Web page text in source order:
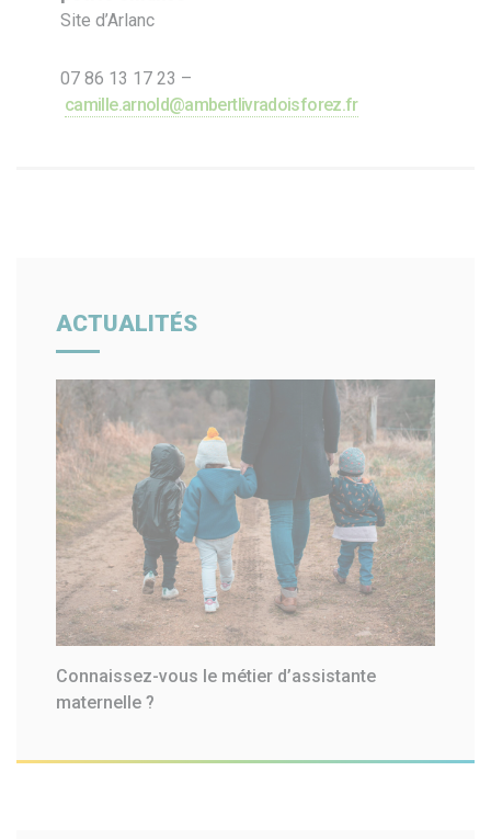
Site d’Arlanc
07 86 13 17 23 –
camille.arnold@ambertlivradoisforez.fr
ACTUALITÉS
Connaissez-vous le métier d’assistante
maternelle ?